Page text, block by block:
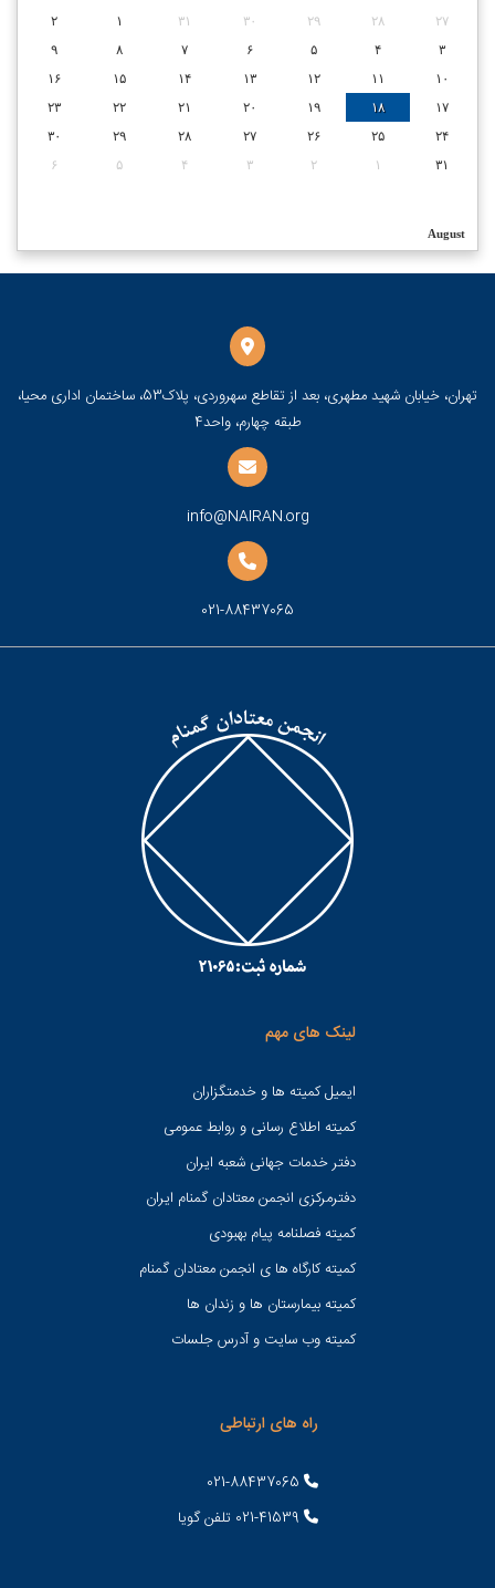
۲۷ ۲۸ ۲۹ ۳۰ ۳۱ ۱
۲
۳
۴ ۵ ۶ ۷ ۸
۹
۱۰
۱۱ ۱۲ ۱۳ ۱۴ ۱۵
۱۶
۱۷
۱۸ ۱۹ ۲۰ ۲۱ ۲۲
۲۳
۲۴
۲۵ ۲۶ ۲۷ ۲۸ ۲۹
۳۰
۳۱
۱ ۲ ۳ ۴ ۵ ۶
August
تهران، خیابان شهید مطهری، بعد از تقاطع سهروردی، پلاک53، ساختمان اداری محیا،
طبقه چهارم، واحد4
info@NAIRAN.org
021-88437065
لینک های مهم
ایمیل کمیته ها و خدمتگزاران
کميته اطلاع رسانی و روابط عمومی
دفتر خدمات جهانی شعبه ايران
دفترمرکزی انجمن معتادان گمنام ایران
کمیته فصلنامه پیام بهبودی
کمیته کارگاه ها ی انجمن معتادان گمنام
کمیته بیمارستان ها و زندان ها
کمیته وب سایت و آدرس جلسات
راه های ارتباطی